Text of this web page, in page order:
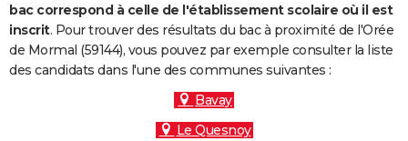
S'inscrire
Se connecter
Lycées
Collèges
Primaires
Universités
Entreprises
Service militaire
Avis de recherche
AVIS DE DÉCÈS
FORUM
bac correspond à celle de l'établissement scolaire où il est
inscrit. Pour trouver des résultats du bac à proximité de l'Orée
de Mormal (59144), vous pouvez par exemple consulter la liste
des candidats dans l'une des communes suivantes :
Bavay
Le Quesnoy